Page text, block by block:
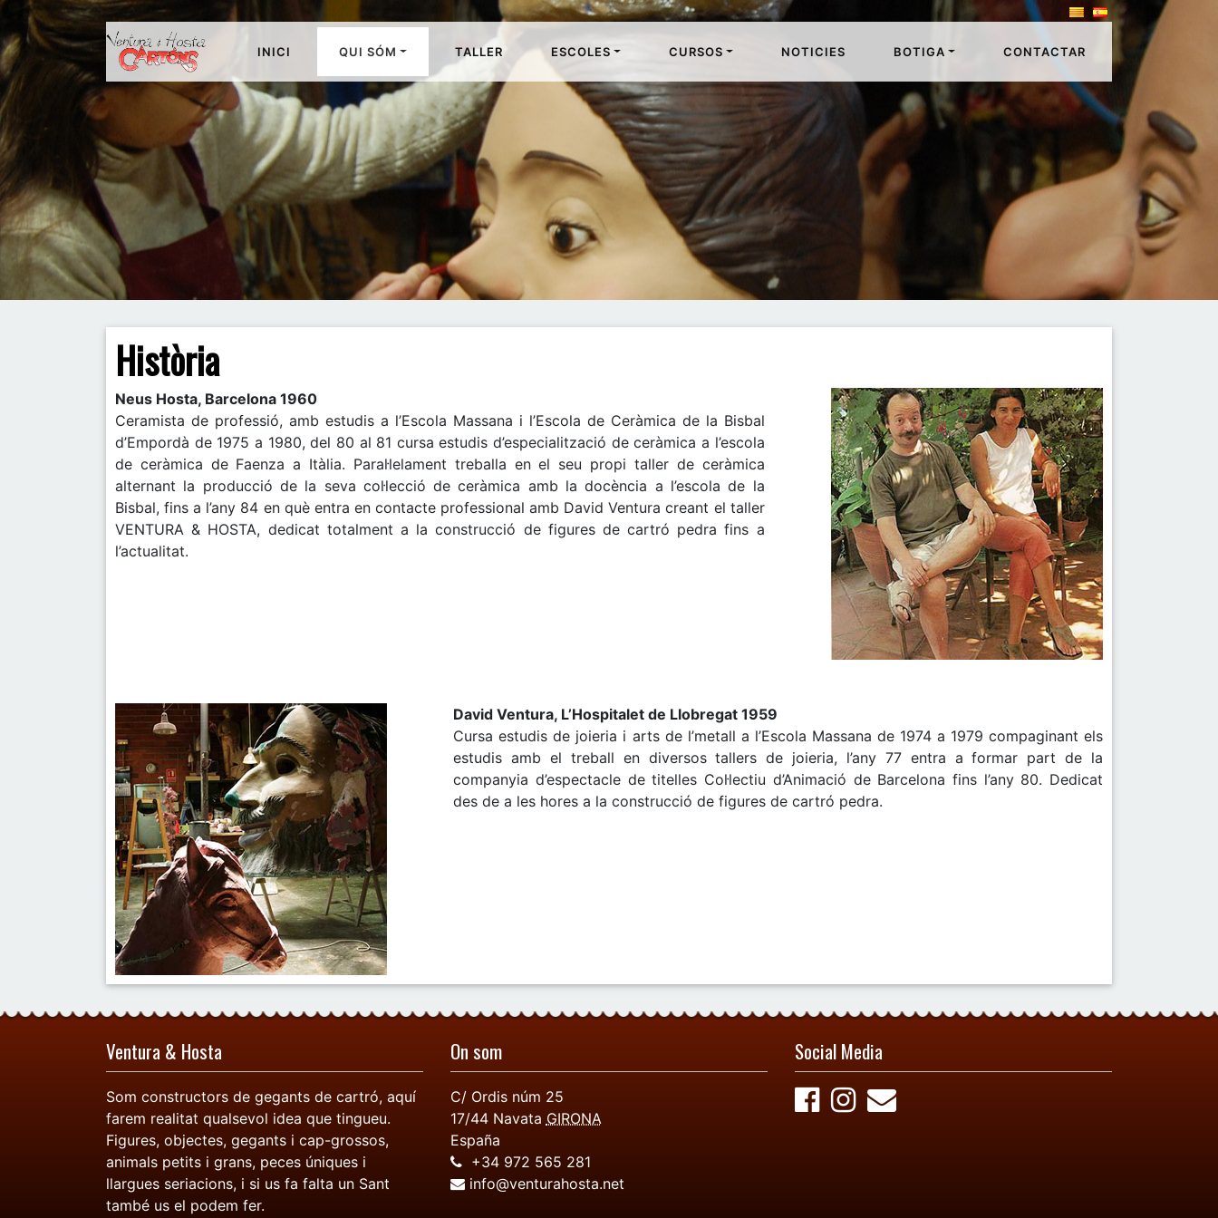
INICI QUI SÓM TALLER ESCOLES CURSOS NOTICIES BOTIGA CONTACTAR
Història
Neus Hosta, Barcelona 1960
Ceramista de professió, amb estudis a l’Escola Massana i l’Escola de Ceràmica de la Bisbal
d’Empordà de 1975 a 1980, del 80 al 81 cursa estudis d’especialització de ceràmica a l’escola
de ceràmica de Faenza a Itàlia. Paral·lelament treballa en el seu propi taller de ceràmica
alternant la producció de la seva col·lecció de ceràmica amb la docència a l’escola de la
Bisbal, fins a l’any 84 en què entra en contacte professional amb David Ventura creant el taller
VENTURA & HOSTA, dedicat totalment a la construcció de figures de cartró pedra fins a
l’actualitat.
David Ventura, L’Hospitalet de Llobregat 1959
Cursa estudis de joieria i arts de l’metall a l’Escola Massana de 1974 a 1979 compaginant els
estudis amb el treball en diversos tallers de joieria, l’any 77 entra a formar part de la
companyia d’espectacle de titelles Col·lectiu d’Animació de Barcelona fins l’any 80. Dedicat
des de a les hores a la construcció de figures de cartró pedra.
Ventura & Hosta
Som constructors de gegants de cartró, aquí
farem realitat qualsevol idea que tingueu.
Figures, objectes, gegants i cap-grossos,
animals petits i grans, peces úniques i
llargues seriacions, i si us fa falta un Sant
també us el podem fer.
On som
C/ Ordis núm 25
17/44 Navata GIRONA
España
+34 972 565 281
info@venturahosta.net
Social Media